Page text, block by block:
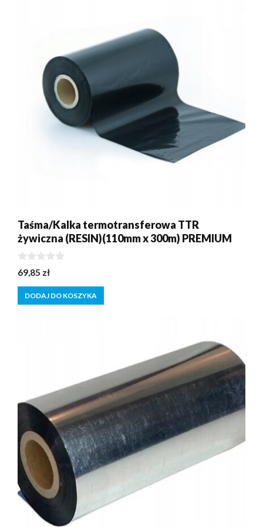
Taśma/Kalka termotransferowa TTR
żywiczna (RESIN)(110mm x 300m) PREMIUM
0
z
5
69,85 zł
DODAJ DO KOSZYKA